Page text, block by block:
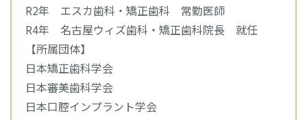
R2年 エスカ歯科・矯正歯科 常勤医師
R4年 名古屋ウィズ歯科・矯正歯科院長 就任
【所属団体】
日本矯正歯科学会
日本審美歯科学会
日本口腔インプラント学会